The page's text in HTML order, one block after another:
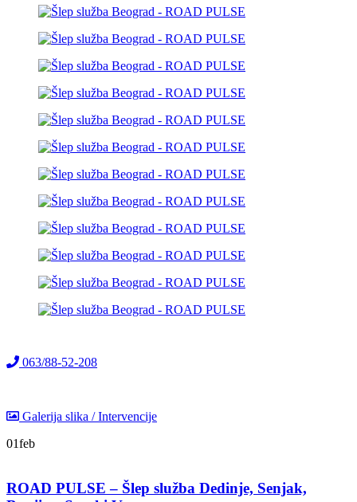
063/88-52-208
Galerija slika / Intervencije
01feb
ROAD PULSE – Šlep služba Dedinje, Senjak,